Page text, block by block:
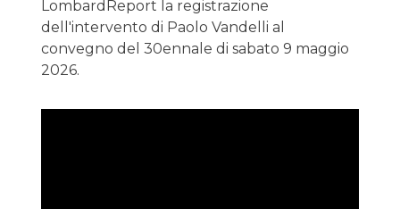
LombardReport la registrazione
dell'intervento di Paolo Vandelli al
convegno del 30ennale di sabato 9 maggio
2026.